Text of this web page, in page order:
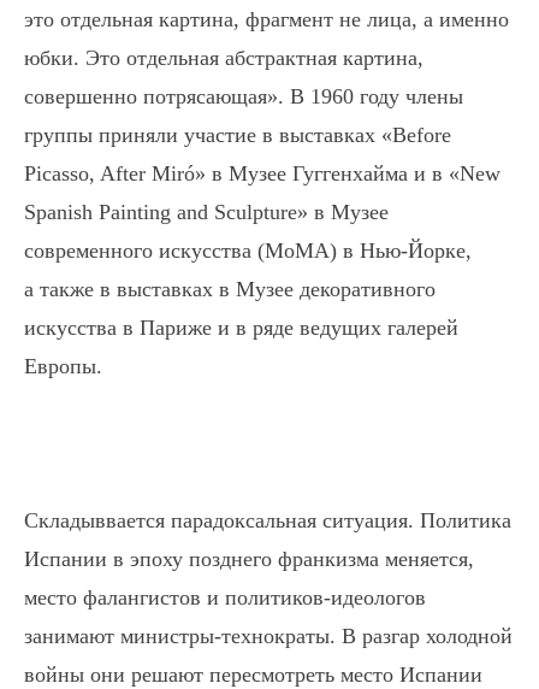
это отдельная картина, фрагмент не лица, а именно
юбки. Это отдельная абстрактная картина,
совершенно потрясающая». В 1960 году члены
группы приняли участие в выставках «Before
Picasso, After Miró» в Музее Гуггенхайма и в «New
Spanish Painting and Sculpture» в Музее
современного искусства (МоМА) в Нью-Йорке,
а также в выставках в Музее декоративного
искусства в Париже и в ряде ведущих галерей
Европы.
Складыввается парадоксальная ситуация. Политика
Испании в эпоху позднего франкизма меняется,
место фалангистов и политиков-идеологов
занимают министры-технократы. В разгар холодной
войны они решают пересмотреть место Испании